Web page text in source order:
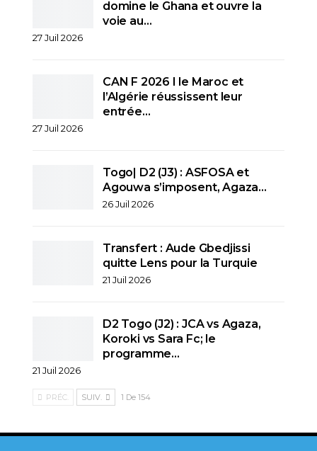
domine le Ghana et ouvre la
voie au…
27 Juil 2026
CAN F 2026 I le Maroc et
l’Algérie réussissent leur
entrée…
27 Juil 2026
Togo| D2 (J3) : ASFOSA et
Agouwa s’imposent, Agaza…
26 Juil 2026
Transfert : Aude Gbedjissi
quitte Lens pour la Turquie
21 Juil 2026
D2 Togo (J2) : JCA vs Agaza,
Koroki vs Sara Fc; le
programme…
21 Juil 2026
PRÉC. SUIV. 1 De 154